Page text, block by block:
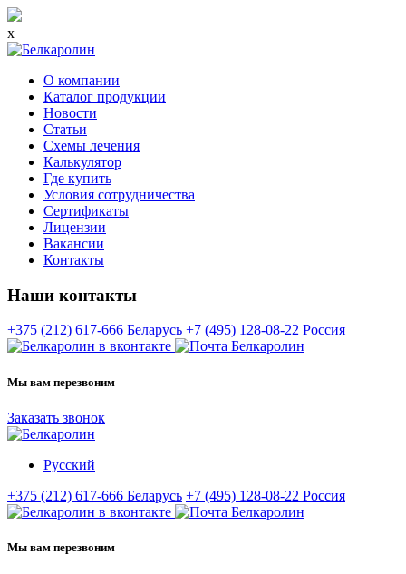
x
О компании
Каталог продукции
Новости
Статьи
Схемы лечения
Калькулятор
Где купить
Условия сотрудничества
Сертификаты
Лицензии
Вакансии
Контакты
Наши контакты
+375 (212) 617-666 Беларусь +7 (495) 128-08-22 Россия
Мы вам перезвоним
Заказать звонок
Русский
+375 (212) 617-666 Беларусь +7 (495) 128-08-22 Россия
Мы вам перезвоним